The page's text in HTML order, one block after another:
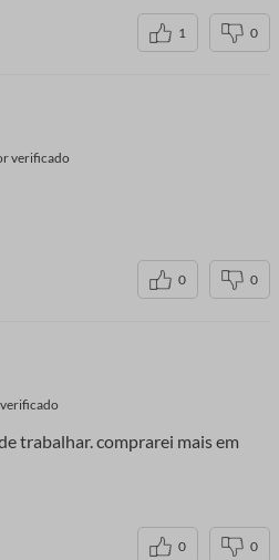
1 0
verificado
0 0
trabalhar. comprarei mais em
0 0